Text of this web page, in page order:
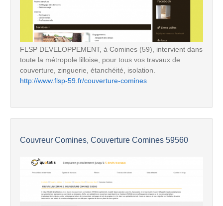
FLSP DEVELOPPEMENT, à Comines (59), intervient dans
toute la métropole lilloise, pour tous vos travaux de
couverture, zinguerie, étanchéité, isolation.
http://www.flsp-59.fr/couverture-comines
Couvreur Comines, Couverture Comines 59560